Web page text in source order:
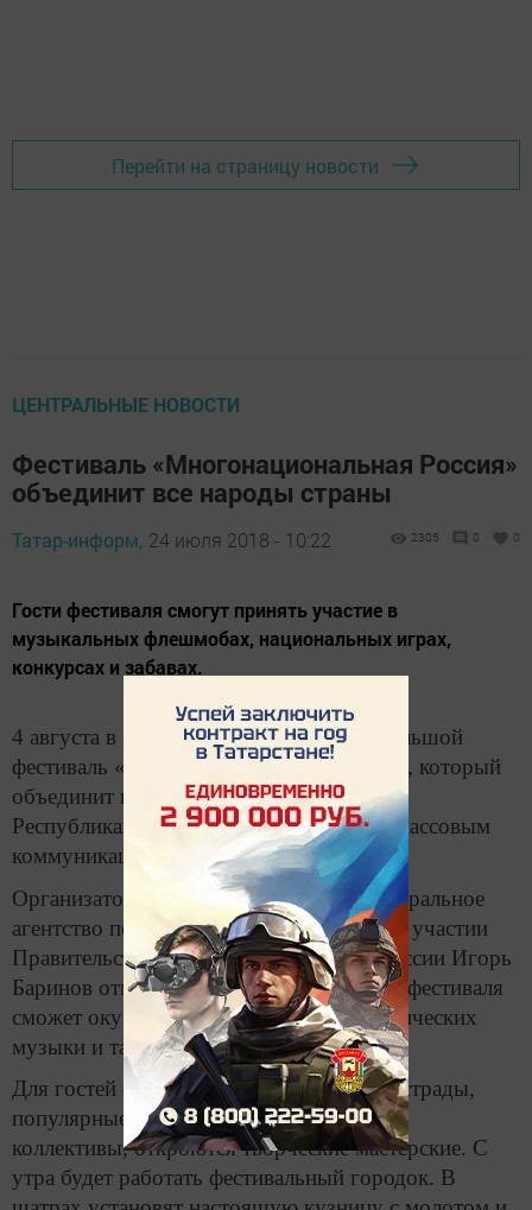
Перейти на страницу новости
ЦЕНТРАЛЬНЫЕ НОВОСТИ
Фестиваль «Многонациональная Россия»
объединит все народы страны
Татар-информ, 24 июля 2018 - 10:22 2305 0 0
Гости фестиваля смогут принять участие в
музыкальных флешмобах, национальных играх,
конкурсах и забавах.
4 августа в центре Москвы состоится большой
фестиваль «Многонациональная Россия», который
объединит все народы страны, сообщает
Республиканское агентство по печати и массовым
коммуникациям «Татмедиа».
Организатором праздника является Федеральное
агентство по делам национальностей при участии
Правительства Москвы. Глава ФАДН России Игорь
Баринов отмечает, что каждый участник фестиваля
сможет окунуться в мир творчества, этнических
музыки и танцев.
Для гостей фестиваля выступят звезды эстрады,
популярные национальные музыкальные
коллективы, откроются творческие мастерские. С
утра будет работать фестивальный городок. В